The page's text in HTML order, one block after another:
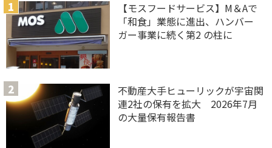
【モスフードサービス】M＆Aで
「和食」業態に進出、ハンバー
ガー事業に続く第2 の柱に
不動産大手ヒューリックが宇宙関
連2社の保有を拡大 2026年7月
の大量保有報告書